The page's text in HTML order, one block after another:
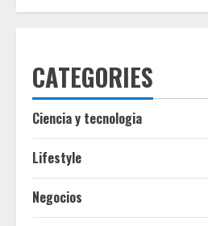
CATEGORIES
Ciencia y tecnologia
Lifestyle
Negocios